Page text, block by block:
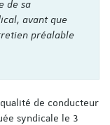
de sa
avant que
préalable
de conducteur
syndicale le 3